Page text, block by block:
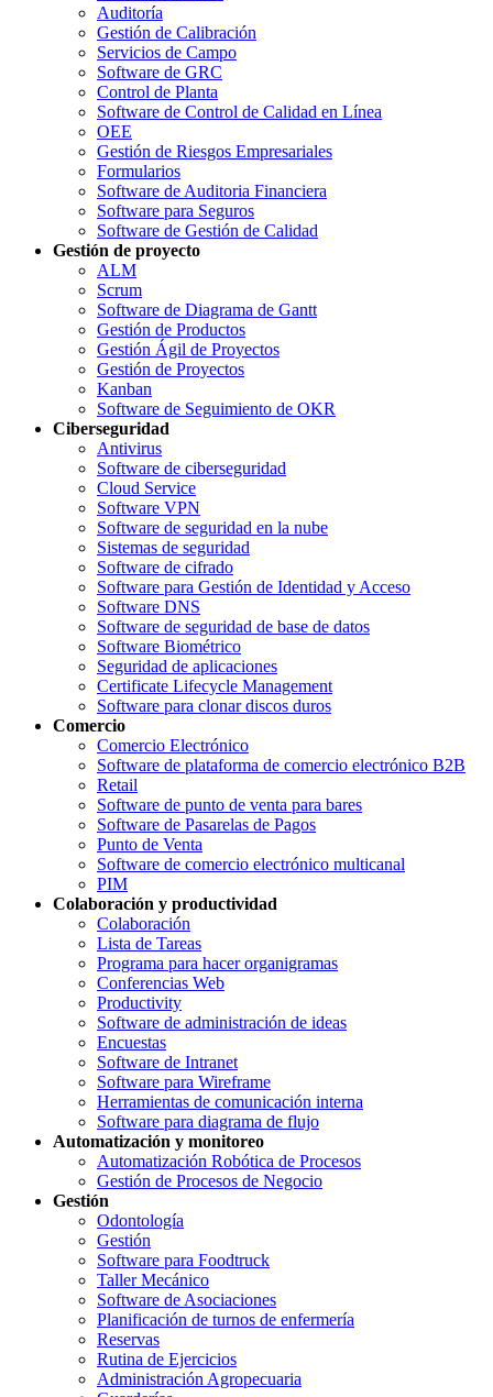
Auditoría
Gestión de Calibración
Servicios de Campo
Software de GRC
Control de Planta
Software de Control de Calidad en Línea
OEE
Gestión de Riesgos Empresariales
Formularios
Software de Auditoria Financiera
Software para Seguros
Software de Gestión de Calidad
Gestión de proyecto
ALM
Scrum
Software de Diagrama de Gantt
Gestión de Productos
Gestión Ágil de Proyectos
Gestión de Proyectos
Kanban
Software de Seguimiento de OKR
Ciberseguridad
Antivirus
Software de ciberseguridad
Cloud Service
Software VPN
Software de seguridad en la nube
Sistemas de seguridad
Software de cifrado
Software para Gestión de Identidad y Acceso
Software DNS
Software de seguridad de base de datos
Software Biométrico
Seguridad de aplicaciones
Certificate Lifecycle Management
Software para clonar discos duros
Comercio
Comercio Electrónico
Software de plataforma de comercio electrónico B2B
Retail
Software de punto de venta para bares
Software de Pasarelas de Pagos
Punto de Venta
Software de comercio electrónico multicanal
PIM
Colaboración y productividad
Colaboración
Lista de Tareas
Programa para hacer organigramas
Conferencias Web
Productivity
Software de administración de ideas
Encuestas
Software de Intranet
Software para Wireframe
Herramientas de comunicación interna
Software para diagrama de flujo
Automatización y monitoreo
Automatización Robótica de Procesos
Gestión de Procesos de Negocio
Gestión
Odontología
Gestión
Software para Foodtruck
Taller Mecánico
Software de Asociaciones
Planificación de turnos de enfermería
Reservas
Rutina de Ejercicios
Administración Agropecuaria